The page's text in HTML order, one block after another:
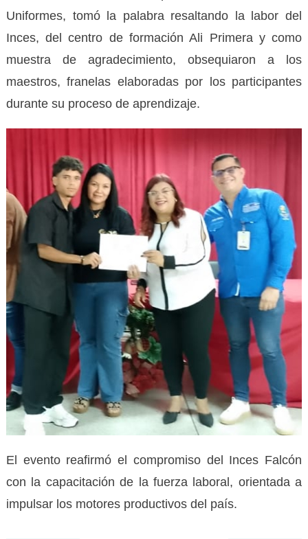
Uniformes, tomó la palabra resaltando la labor del
Inces, del centro de formación Ali Primera y como
muestra de agradecimiento, obsequiaron a los
maestros, franelas elaboradas por los participantes
durante su proceso de aprendizaje.
El evento reafirmó el compromiso del Inces Falcón
con la capacitación de la fuerza laboral, orientada a
impulsar los motores productivos del país.